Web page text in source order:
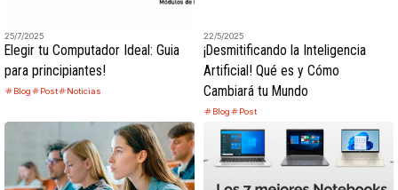
25/7/2025
Elegir tu Computador Ideal: Guia
para principiantes!
Blog Post Noticias
22/5/2025
¡Desmitificando la Inteligencia
Artificial! Qué es y Cómo
Cambiará tu Mundo
Blog Post